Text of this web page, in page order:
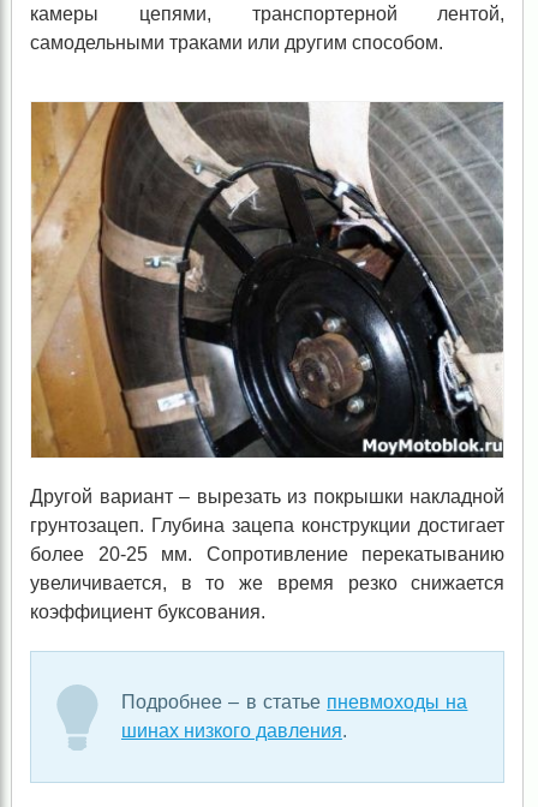
камеры цепями, транспортерной лентой,
самодельными траками или другим способом.
Другой вариант – вырезать из покрышки накладной
грунтозацеп. Глубина зацепа конструкции достигает
более 20-25 мм. Сопротивление перекатыванию
увеличивается, в то же время резко снижается
коэффициент буксования.
Подробнее – в статье пневмоходы на
шинах низкого давления.